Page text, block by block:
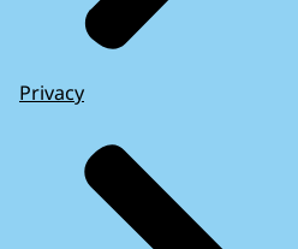
Privacy